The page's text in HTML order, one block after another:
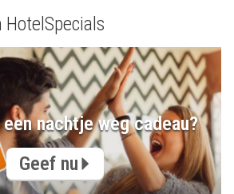
HotelSpecials
nachtje weg cadeau?
Geef nu